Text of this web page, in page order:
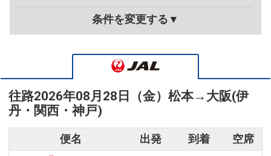
条件を変更する▼
往路2026年08月28日（金） 松本→ 大阪(伊
丹・関西・神戸)
便名 出発 到着 空席